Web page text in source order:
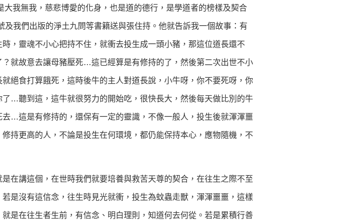
我無我，慈悲博愛的化身，也是道的德行，是學道者的榜樣及契合
及我們出版的淨土九問等書籍送與張住持。他就告訴我一個故事：有
，靈魂不小心把持不住，就衝去投生成一頭小豬，那這位道長還不
就故意去讓母豬壓死…這已經算是有修持的了，然後第二次出世不小
絕食打算餓死，這時後牛的主人對道長說，小牛呀，你不要死呀，你
…聽到這，這牛就很努力的開始吃，很快長大，然後每天做比別的牛
…這是有修持的，還保有一定的靈識，不像一般人，投生後就渾渾噩
持更高的人，不論是投生在何環境，都仍能保持本心，應物隨機，不
講這個，在世時我們就要培養與救苦天尊的契合，在往生之際不至
是沒有這信念，往生時見光就衝，投生為蚊蟲走獸，渾渾噩噩，這樣
是在往生者生前，有信念、明白理則，知道何去何從。若是累積行善